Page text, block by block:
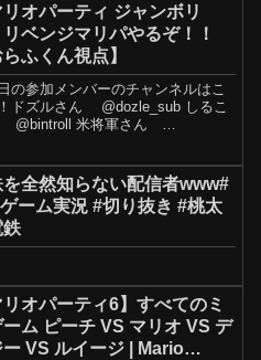
リオパーティ ジャンボリ
ベンジマリパやるぞ！！
らふくん視点】
の参加メンバーのチャンネルはこ
ドズルさん @dozle_sub しるこ
@bintroll 米将軍さん
はしないでね・ネタバレや...
を全然知らない配信者www#
ーム実況 #切り抜き #桃太
鉄
リオパーティ6】すべてのミ
ーム ピーチ VS マリオ VS デ
ー VS ルイージ | Mario